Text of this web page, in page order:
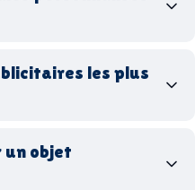
les plus
bags publicitaires
un objet